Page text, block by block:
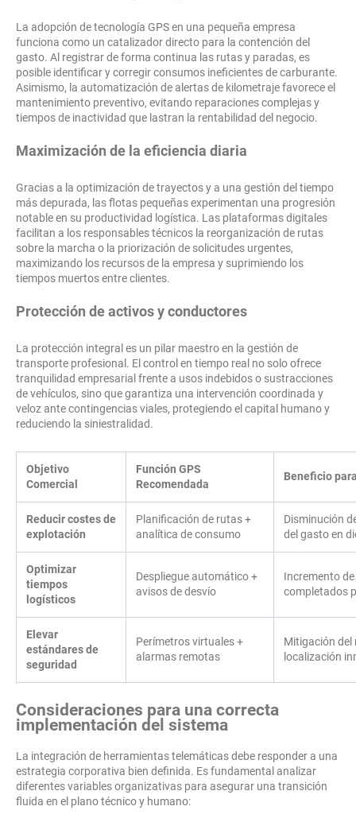
La adopción de tecnología GPS en una pequeña empresa
funciona como un catalizador directo para la contención del
gasto. Al registrar de forma continua las rutas y paradas, es
posible identificar y corregir consumos ineficientes de carburante.
Asimismo, la automatización de alertas de kilometraje favorece el
mantenimiento preventivo, evitando reparaciones complejas y
tiempos de inactividad que lastran la rentabilidad del negocio.
Maximización de la eficiencia diaria
Gracias a la optimización de trayectos y a una gestión del tiempo
más depurada, las flotas pequeñas experimentan una progresión
notable en su productividad logística. Las plataformas digitales
facilitan a los responsables técnicos la reorganización de rutas
sobre la marcha o la priorización de solicitudes urgentes,
maximizando los recursos de la empresa y suprimiendo los
tiempos muertos entre clientes.
Protección de activos y conductores
La protección integral es un pilar maestro en la gestión de
transporte profesional. El control en tiempo real no solo ofrece
tranquilidad empresarial frente a usos indebidos o sustracciones
de vehículos, sino que garantiza una intervención coordinada y
veloz ante contingencias viales, protegiendo el capital humano y
reduciendo la siniestralidad.
Objetivo
Comercial
Función GPS
Recomendada
Beneficio
Reducir costes de
explotación
Planificación de rutas +
analítica de consumo
Disminución
del gasto en
Optimizar
tiempos
logísticos
Despliegue automático +
avisos de desvío
Incremento
completados
Elevar
estándares de
seguridad
Perímetros virtuales +
alarmas remotas
Mitigación del
localización
Consideraciones para una correcta
implementación del sistema
La integración de herramientas telemáticas debe responder a una
estrategia corporativa bien definida. Es fundamental analizar
diferentes variables organizativas para asegurar una transición
fluida en el plano técnico y humano: